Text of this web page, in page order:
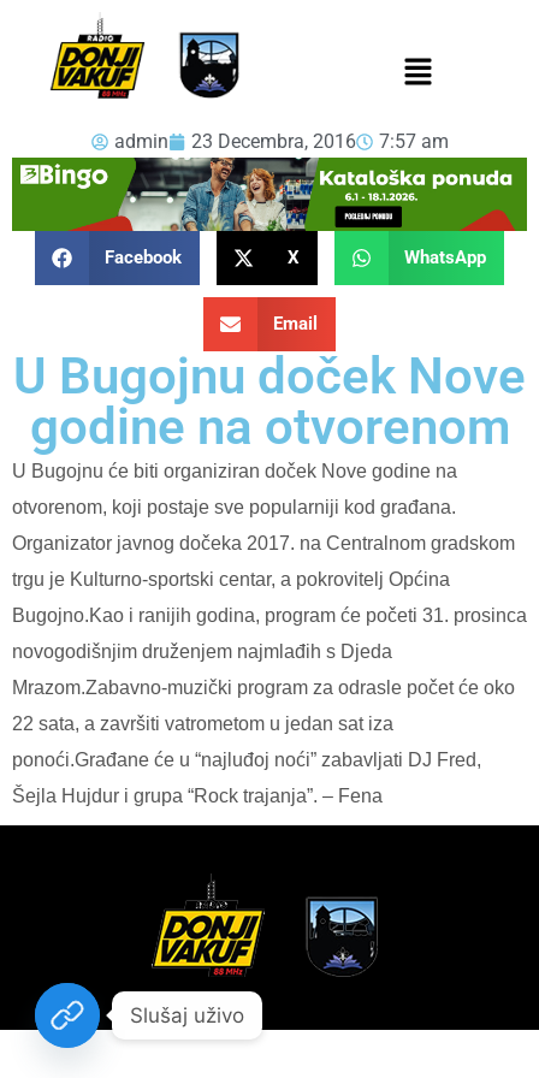
admin 23 Decembra, 2016 7:57 am
Facebook X WhatsApp
Email
U Bugojnu doček Nove
godine na otvorenom
U Bugojnu će biti organiziran doček Nove godine na
otvorenom, koji postaje sve popularniji kod građana.
Organizator javnog dočeka 2017. na Centralnom gradskom
trgu je Kulturno-sportski centar, a pokrovitelj Općina
Bugojno.Kao i ranijih godina, program će početi 31. prosinca
novogodišnjim druženjem najmlađih s Djeda
Mrazom.Zabavno-muzički program za odrasle počet će oko
22 sata, a završiti vatrometom u jedan sat iza
ponoći.Građane će u “najluđoj noći” zabavljati DJ Fred,
Šejla Hujdur i grupa “Rock trajanja”. – Fena
Slušaj uživo